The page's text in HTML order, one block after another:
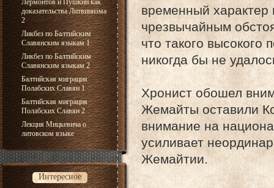
Лермонтов и Пушкин как
доказательства Литвинизма
2
Ликбез по Балтийским
Славянским языкам 1
Ликбез по Балтийским
Славянским языкам 2
Балтийская миграция
Полабских Славян 1
Балтийская миграция
Полабских Славян 2
Лекция Мицкевича о
литовском языке
Интересное
временный характер
чрезвычайным
что такого
никогда бы не
Хронист обошел
Жемайты оставили
внимание на
усиливает
Жемайтии.